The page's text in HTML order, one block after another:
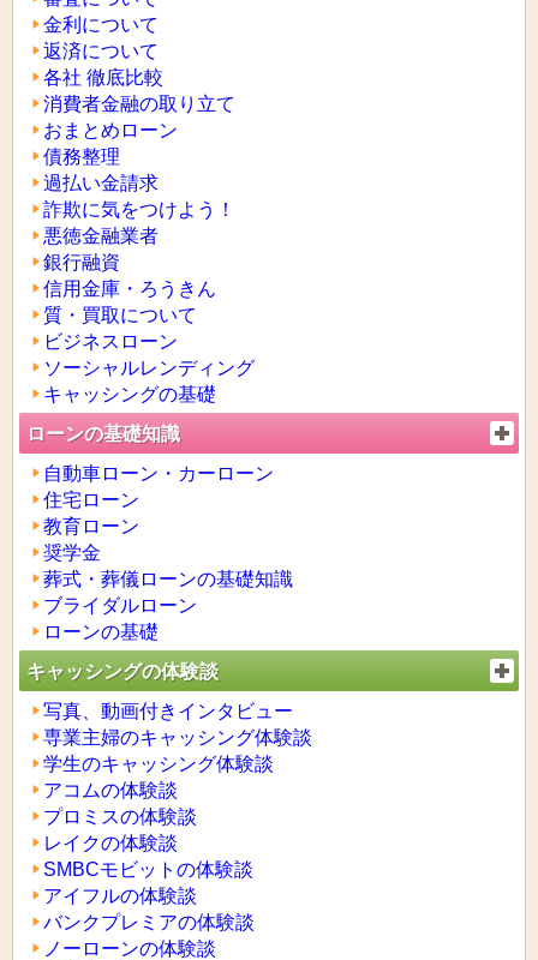
金利について
返済について
各社 徹底比較
消費者金融の取り立て
おまとめローン
債務整理
過払い金請求
詐欺に気をつけよう！
悪徳金融業者
銀行融資
信用金庫・ろうきん
質・買取について
ビジネスローン
ソーシャルレンディング
キャッシングの基礎
ローンの基礎知識
自動車ローン・カーローン
住宅ローン
教育ローン
奨学金
葬式・葬儀ローンの基礎知識
ブライダルローン
ローンの基礎
キャッシングの体験談
写真、動画付きインタビュー
専業主婦のキャッシング体験談
学生のキャッシング体験談
アコムの体験談
プロミスの体験談
レイクの体験談
SMBCモビットの体験談
アイフルの体験談
バンクプレミアの体験談
ノーローンの体験談